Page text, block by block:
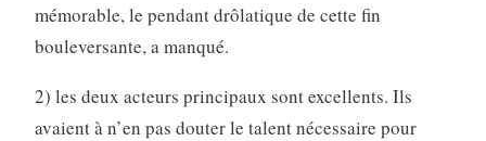
mémorable, le pendant drôlatique de cette fin
bouleversante, a manqué.
2) les deux acteurs principaux sont excellents. Ils
avaient à n’en pas douter le talent nécessaire pour